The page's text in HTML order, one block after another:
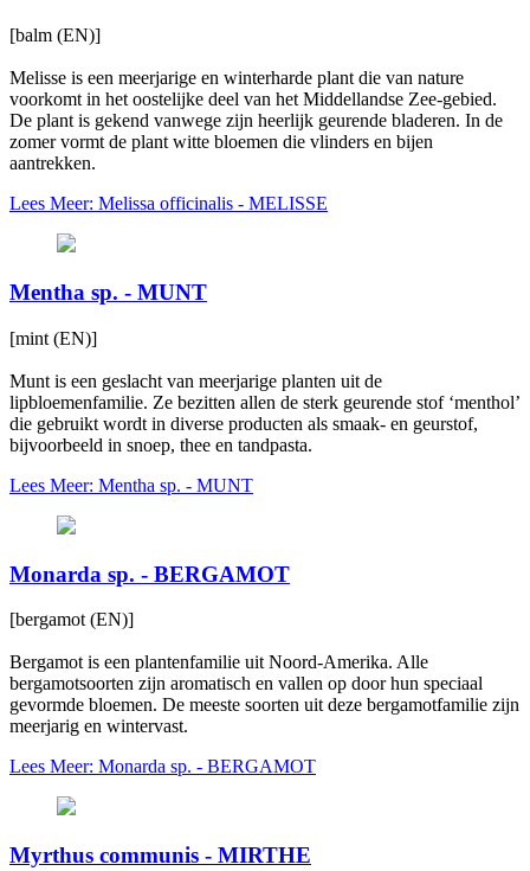
[balm (EN)]
Melisse is een meerjarige en winterharde plant die van nature
voorkomt in het oostelijke deel van het Middellandse Zee-gebied.
De plant is gekend vanwege zijn heerlijk geurende bladeren. In de
zomer vormt de plant witte bloemen die vlinders en bijen
aantrekken.
Lees Meer: Melissa officinalis - MELISSE
Mentha sp. - MUNT
[mint (EN)]
Munt is een geslacht van meerjarige planten uit de
lipbloemenfamilie. Ze bezitten allen de sterk geurende stof ‘menthol’
die gebruikt wordt in diverse producten als smaak- en geurstof,
bijvoorbeeld in snoep, thee en tandpasta.
Lees Meer: Mentha sp. - MUNT
Monarda sp. - BERGAMOT
[bergamot (EN)]
Bergamot is een plantenfamilie uit Noord-Amerika. Alle
bergamotsoorten zijn aromatisch en vallen op door hun speciaal
gevormde bloemen. De meeste soorten uit deze bergamotfamilie zijn
meerjarig en wintervast.
Lees Meer: Monarda sp. - BERGAMOT
Myrthus communis - MIRTHE